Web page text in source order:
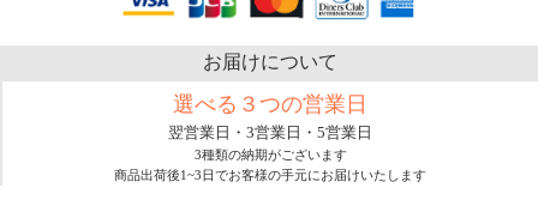
お届けについて
選べる３つの営業日
翌営業日・3営業日・5営業日
3種類の納期がございます
商品出荷後1~3日でお客様の手元にお届けいたします